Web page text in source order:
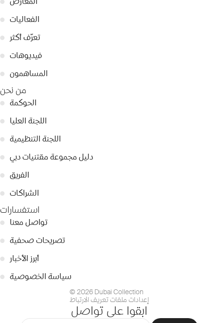
● الفعاليات
●
تعرّف أكثر
● فيديوهات
● المساهمون
من نحن
● الحوكمة
● اللجنة العليا
● اللجنة التنظيمية
● دليل مجموعة مقتنيات دبي
● الفريق
● الشراكات
استفسارات
● تواصل معنا
● تصريحات صحفية
●
أبرز الأخبار
● سياسة الخصوصية
© 2026 Dubai Collection
إعدادات ملفات تعريف الارتباط
ابقوا على تواصل